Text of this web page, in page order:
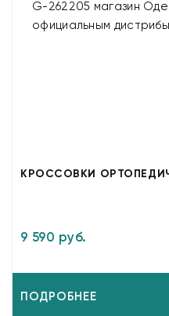
КРОССОВКИ
9 590 руб.
ПОДРОБНЕЕ